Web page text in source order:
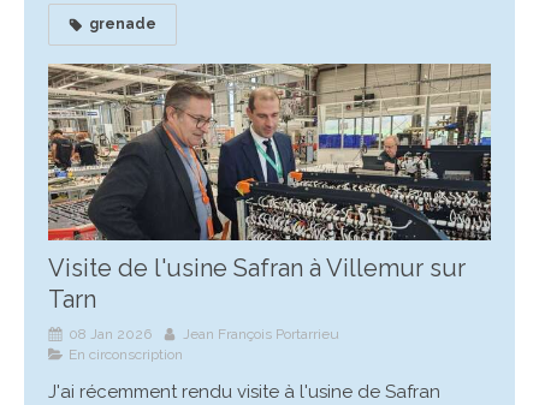
grenade
Visite de l'usine Safran à Villemur sur
Tarn
08 Jan 2026
Jean François Portarrieu
En circonscription
J'ai récemment rendu visite à l'usine de Safran